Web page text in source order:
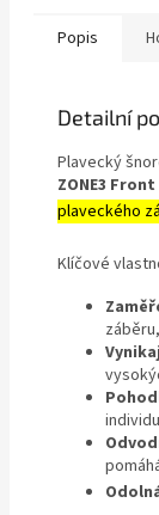
Popis
Detailní
Plavecký
ZONE3
plaveckého
Klíčové